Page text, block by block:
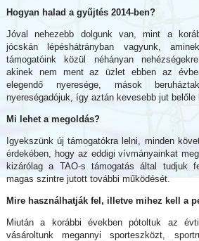
Hogyan halad a gyűjtés 2014-ben?
Jóval nehezebb dolgunk van, mint a
jócskán lépéshátrányban vagyunk,
támogatóink közül néhányan
akinek nem ment az üzlet ebben az
elegendő nyeresége, mások
nyereségadójuk, így aztán kevesebb jut belőle
Mi lehet a megoldás?
Igyekszünk új támogatókra lelni, minden
érdekében, hogy az eddigi vívmányainkat
kizárólag a TAO-s támogatás által tudjuk
magas szintre jutott további működését.
Mire használhatják fel, illetve mihez kell a
Miután a korábbi években pótoltuk az
vásároltunk megannyi sporteszközt,